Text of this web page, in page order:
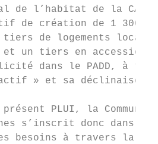
de l’habitat de la
de création de 1 300
de logements
et un tiers en
dans le PADD, à
» et sa déclinaison
présent PLUI, la
s’inscrit donc dans
besoins à travers la